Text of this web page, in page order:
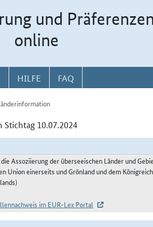
und Präferenzen
online
HILFE FAQ
10.07.2024
Assoziierung der überseeischen Länder und
Union einerseits und Grönland und dem
im EUR-Lex Portal